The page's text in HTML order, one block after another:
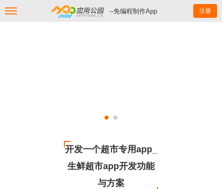
--免编程制作App 注册
开发一个超市专用app_
生鲜超市app开发功能
与方案